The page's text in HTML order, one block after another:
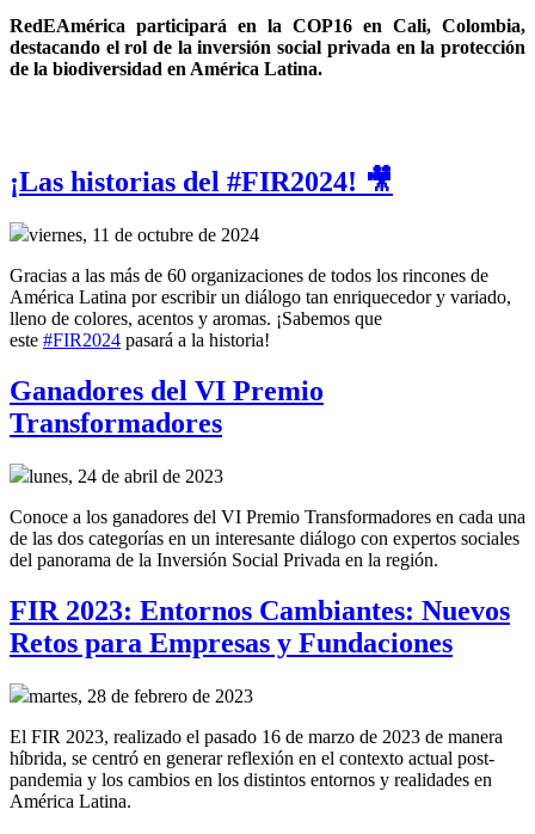
RedEAmérica participará en la COP16 en Cali, Colombia,
destacando el rol de la inversión social privada en la protección
de la biodiversidad en América Latina.
¡Las historias del #FIR2024! 🎥
viernes, 11 de octubre de 2024
Gracias a las más de 60 organizaciones de todos los rincones de
América Latina por escribir un diálogo tan enriquecedor y variado,
lleno de colores, acentos y aromas. ¡Sabemos que
este #FIR2024 pasará a la historia!
Ganadores del VI Premio
Transformadores
lunes, 24 de abril de 2023
Conoce a los ganadores del VI Premio Transformadores en cada una
de las dos categorías en un interesante diálogo con expertos sociales
del panorama de la Inversión Social Privada en la región.
FIR 2023: Entornos Cambiantes: Nuevos
Retos para Empresas y Fundaciones
martes, 28 de febrero de 2023
El FIR 2023, realizado el pasado 16 de marzo de 2023 de manera
híbrida, se centró en generar reflexión en el contexto actual post-
pandemia y los cambios en los distintos entornos y realidades en
América Latina.